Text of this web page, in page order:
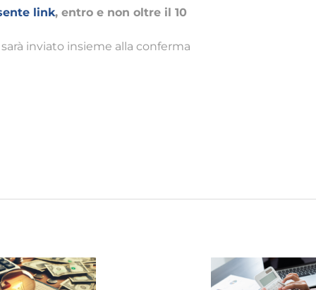
link, entro e non oltre il 10
inviato insieme alla conferma